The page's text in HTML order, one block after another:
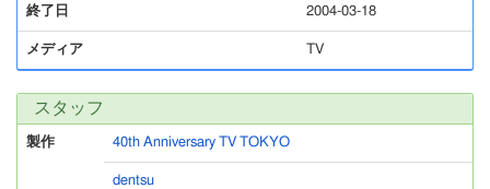
終了日 2004-03-18
メディア TV
スタッフ
製作 40th Anniversary TV TOKYO
dentsu